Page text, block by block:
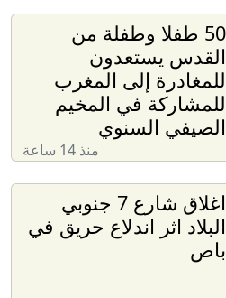
50 طفلا وطفلة من
القدس يستعدون
للمغادرة إلى المغرب
للمشاركة في المخيم
الصيفي السنوي
منذ 14 ساعة
اغلاق شارع 7 جنوبي
البلاد اثر اندلاع حريق في
باص